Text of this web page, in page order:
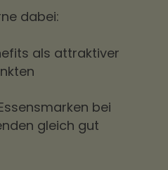
dabei:
als attraktiver
bei
gleich gut